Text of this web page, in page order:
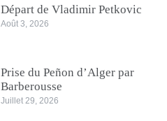
Départ de Vladimir Petkovic
Août 3, 2026
Prise du Peñon d’Alger par
Barberousse
Juillet 29, 2026